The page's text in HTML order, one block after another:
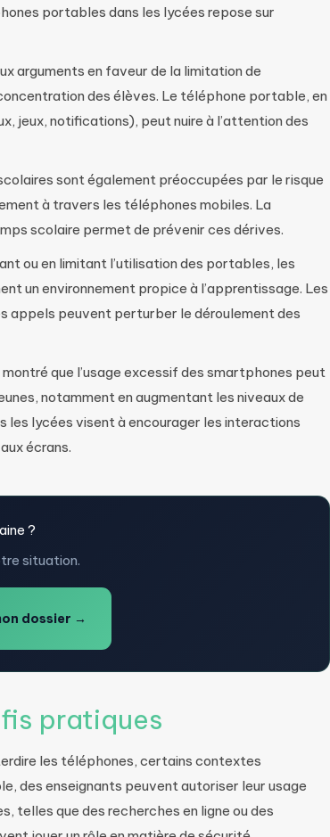
portables dans les lycées repose sur
arguments en faveur de la limitation de
des élèves. Le téléphone portable, en
jeux, notifications), peut nuire à l’attention des
sont également préoccupées par le risque
à travers les téléphones mobiles. La
scolaire permet de prévenir ces dérives.
ou en limitant l’utilisation des portables, les
un environnement propice à l’apprentissage. Les
appels peuvent perturber le déroulement des
que l’usage excessif des smartphones peut
notamment en augmentant les niveaux de
les lycées visent à encourager les interactions
écrans.
?
situation.
dossier →
pratiques
les téléphones, certains contextes
des enseignants peuvent autoriser leur usage
telles que des recherches en ligne ou des